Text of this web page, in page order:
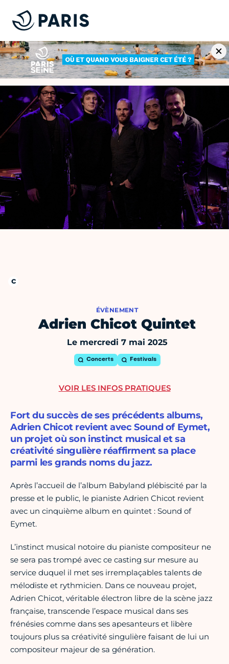
ÉVÈNEMENT
Adrien Chicot Quintet
Le mercredi 7 mai 2025
Concerts Festivals
Fort du succès de ses précédents albums,
Adrien Chicot revient avec Sound of Eymet,
un projet où son instinct musical et sa
créativité singulière réaffirment sa place
parmi les grands noms du jazz.
Après l’accueil de l’album Babyland plébiscité par la
presse et le public, le pianiste Adrien Chicot revient
avec un cinquième album en quintet : Sound of
Eymet.
L’instinct musical notoire du pianiste compositeur ne
se sera pas trompé avec ce casting sur mesure au
service duquel il met ses irremplaçables talents de
mélodiste et rythmicien. Dans ce nouveau projet,
Adrien Chicot, véritable électron libre de la scène jazz
française, transcende l’espace musical dans ses
frénésies comme dans ses apesanteurs et libère
toujours plus sa créativité singulière faisant de lui un
compositeur majeur de sa génération.
VOIR LES INFOS PRATIQUES